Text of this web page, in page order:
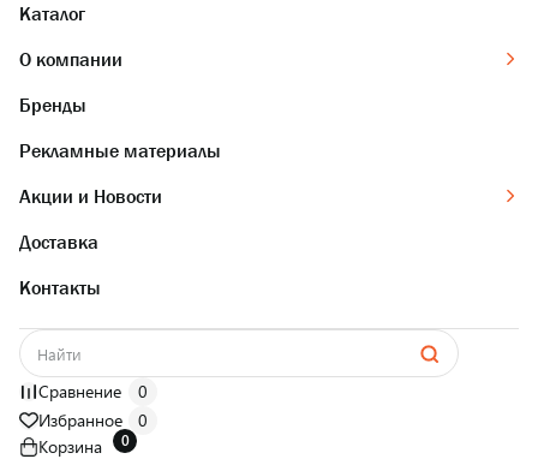
Каталог
О компании
Бренды
Рекламные материалы
Акции и Новости
Доставка
Контакты
Сравнение
0
Избранное
0
Корзина
0